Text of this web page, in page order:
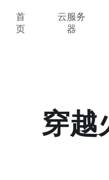
首
页
云服务
器
穿越